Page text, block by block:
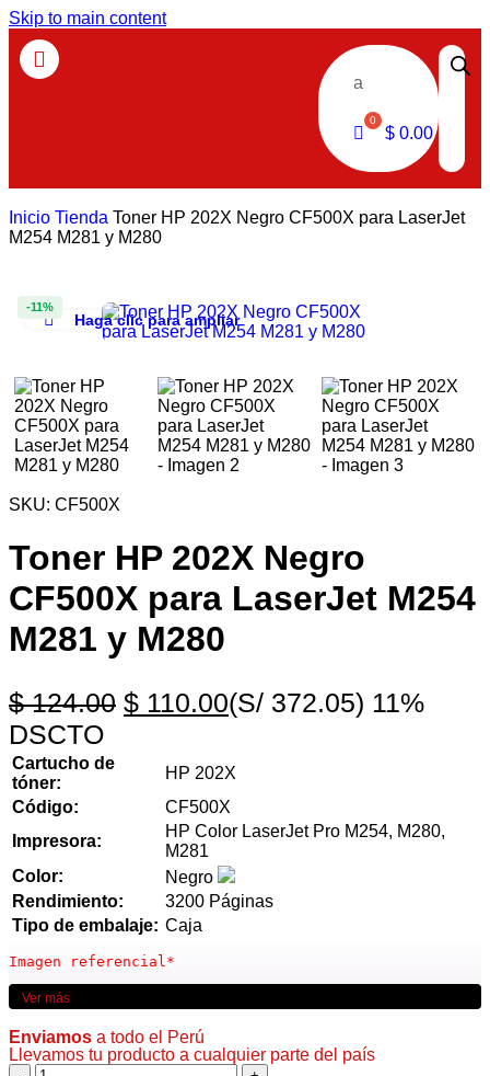
Skip to main content
a
$0.00
Inicio Tienda Toner HP 202X Negro CF500X para LaserJet
M254 M281 y M280
-11%
Haga clic para ampliar
SKU: CF500X
Toner HP 202X Negro
CF500X para LaserJet M254
M281 y M280
$124.00 $ 110.00(S/ 372.05) 11%
DSCTO
Cartucho de
tóner:
HP 202X
Código:
CF500X
Impresora:
HP Color LaserJet Pro M254, M280,
M281
Color:
Negro
Rendimiento:
3200 Páginas
Tipo de embalaje: Caja
Imagen referencial*
Ver más
Enviamos a todo el Perú
Llevamos tu producto a cualquier parte del país